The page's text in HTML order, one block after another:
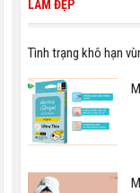
LÀM ĐẸP
Tình trạng khô hạn